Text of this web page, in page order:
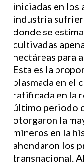
iniciadas en los
industria
donde se
cultivadas
hectáreas para
Esta es la
plasmada en el
ratificada en la
último periodo
otorgaron la
mineros en la
ahondaron los
transnacional.